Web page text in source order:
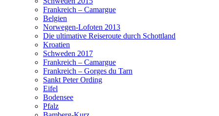
Frankreich – Camargue
Belgien
Norwegen-Lofoten 2013
Die ultimative Reiseroute durch Schottland
Kroatien
Schweden 2017
Frankreich – Camargue
Frankreich – Gorges du Tarn
Sankt Peter Ording
Eifel
Bodensee
Pfalz